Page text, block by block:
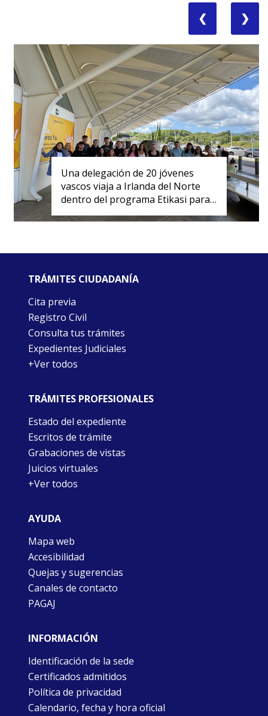
❮ ❯
Una delegación de 20 jóvenes
vascos viaja a Irlanda del Norte
dentro del programa Etikasi para
formarse en derechos humanos y
convivencia
TRÁMITES CIUDADANÍA
Cita previa
Registro Civil
Consulta tus trámites
Expedientes Judiciales
+Ver todos
TRÁMITES PROFESIONALES
Estado del expediente
Escritos de trámite
Grabaciones de vistas
Juicios virtuales
+Ver todos
AYUDA
Mapa web
Accesibilidad
Quejas y sugerencias
Canales de contacto
PAGAJ
INFORMACIÓN
Identificación de la sede
Certificados admitidos
Política de privacidad
Calendario, fecha y hora oficial